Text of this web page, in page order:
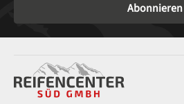
Abonnieren